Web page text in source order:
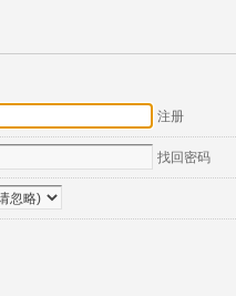
注册
找回密码